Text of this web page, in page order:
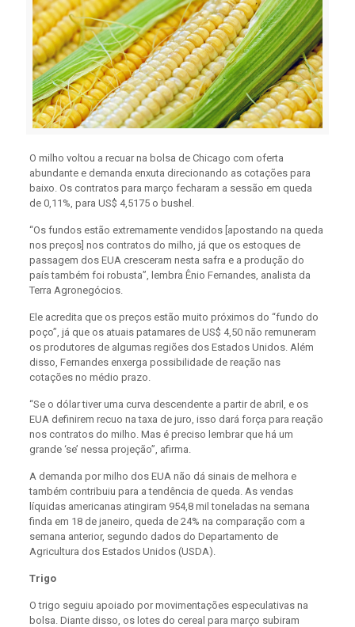
O milho voltou a recuar na bolsa de Chicago com oferta
abundante e demanda enxuta direcionando as cotações para
baixo. Os contratos para março fecharam a sessão em queda
de 0,11%, para US$ 4,5175 o bushel.
“Os fundos estão extremamente vendidos [apostando na queda
nos preços] nos contratos do milho, já que os estoques de
passagem dos EUA cresceram nesta safra e a produção do
país também foi robusta”, lembra Ênio Fernandes, analista da
Terra Agronegócios.
Ele acredita que os preços estão muito próximos do “fundo do
poço”, já que os atuais patamares de US$ 4,50 não remuneram
os produtores de algumas regiões dos Estados Unidos. Além
disso, Fernandes enxerga possibilidade de reação nas
cotações no médio prazo.
“Se o dólar tiver uma curva descendente a partir de abril, e os
EUA definirem recuo na taxa de juro, isso dará força para reação
nos contratos do milho. Mas é preciso lembrar que há um
grande ‘se’ nessa projeção”, afirma.
A demanda por milho dos EUA não dá sinais de melhora e
também contribuiu para a tendência de queda. As vendas
líquidas americanas atingiram 954,8 mil toneladas na semana
finda em 18 de janeiro, queda de 24% na comparação com a
semana anterior, segundo dados do Departamento de
Agricultura dos Estados Unidos (USDA).
Trigo
O trigo seguiu apoiado por movimentações especulativas na
bolsa. Diante disso, os lotes do cereal para março subiram